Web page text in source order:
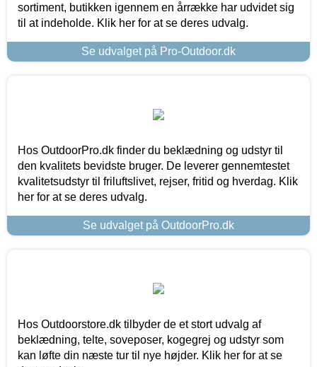
sortiment, butikken igennem en årrække har udvidet sig
til at indeholde. Klik her for at se deres udvalg.
Se udvalget på Pro-Outdoor.dk
Hos OutdoorPro.dk finder du beklædning og udstyr til
den kvalitets bevidste bruger. De leverer gennemtestet
kvalitetsudstyr til friluftslivet, rejser, fritid og hverdag. Klik
her for at se deres udvalg.
Se udvalget på OutdoorPro.dk
Hos Outdoorstore.dk tilbyder de et stort udvalg af
beklædning, telte, soveposer, kogegrej og udstyr som
kan løfte din næste tur til nye højder. Klik her for at se